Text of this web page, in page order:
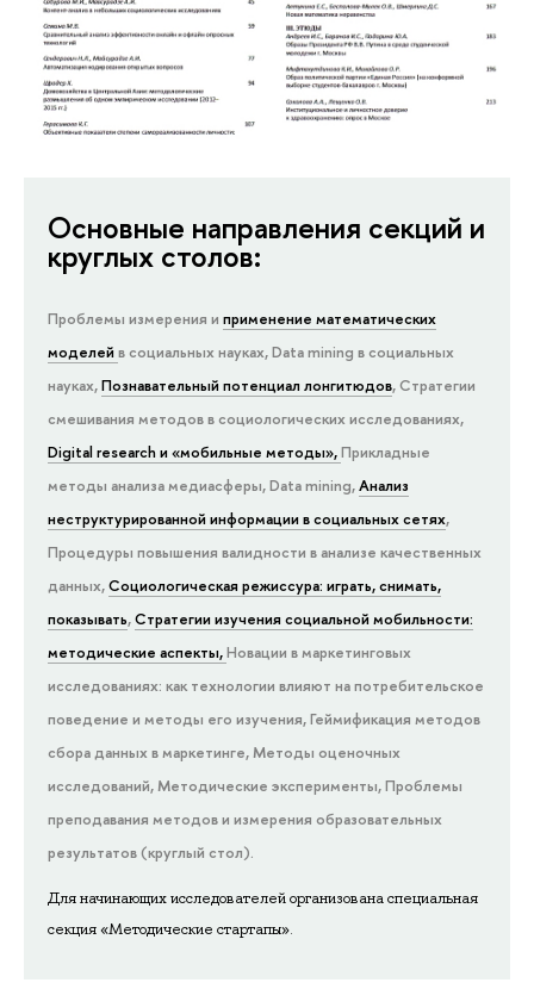
Основные направления секций и
круглых столов:
Проблемы измерения и применение математических
моделейв социальных науках,Data mining в социальных
науках,Познавательный потенциал лонгитюдов,Стратегии
смешивания методов в социологических исследованиях,
Digital research и «мобильные методы»,Прикладные
методы анализа медиасферы, Data mining,Анализ
неструктурированной информации в социальных сетях,
Процедуры повышения валидности в анализе качественных
данных,Социологическая режиссура: играть, снимать,
показывать,Стратегии изучения социальной мобильности:
методические аспекты,Новации в маркетинговых
исследованиях: как технологии влияют на потребительское
поведение и методы его изучения,Геймификация методов
сбора данных в маркетинге,Методы оценочных
исследований,Методические эксперименты,Проблемы
преподавания методов и измерения образовательных
результатов (круглый стол).
Для начинающих исследователей организована специальная
секция «Методические стартапы».